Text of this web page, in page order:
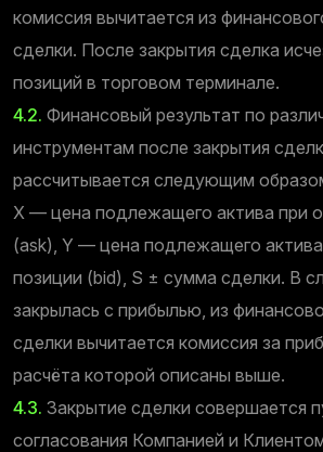
комиссия вычитается из
сделки. После закрытия сделка
позиций в торговом терминале.
4.2. Финансовый результат по
инструментам после закрытия
рассчитывается следующим
X — цена подлежащего актива при
(ask), Y — цена подлежащего
позиции (bid), S ± сумма сделки. В
закрылась с прибылью, из
сделки вычитается комиссия за
расчёта которой описаны выше.
4.3. Закрытие сделки совершается
согласования Компанией и